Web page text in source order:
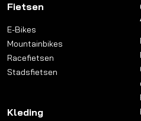
Fietsen
E-Bikes
Mountainbikes
Racefietsen
Stadsfietsen
Kleding